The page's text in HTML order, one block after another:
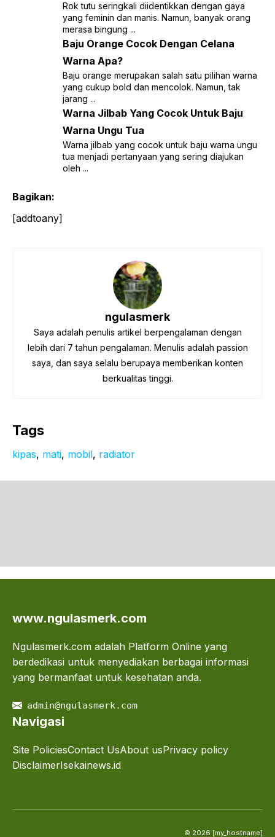
Rok tutu seringkali diidentikkan dengan gaya
yang feminin dan manis. Namun, banyak orang
merasa bingung ...
Baju Orange Cocok Dengan Celana
Warna Apa?
Baju orange merupakan salah satu pilihan warna
yang cukup bold dan mencolok. Namun, tak
jarang ...
Warna Jilbab Yang Cocok Untuk Baju
Warna Ungu Tua
Warna jilbab yang cocok untuk baju warna ungu
tua menjadi pertanyaan yang sering diajukan
oleh ...
Bagikan:
[addtoany]
ngulasmerk
Saya adalah penulis artikel berpengalaman dengan
lebih dari 7 tahun pengalaman. Menulis adalah passion
saya, dan saya selalu berupaya memberikan konten
berkualitas tinggi.
Tags
kipas, mati, mobil, radiator
www.ngulasmerk.com
Ngulasmerk.com adalah Platform Online yang
berdedikasi untuk menyediakan berbagai informasi
yang bermanfaat untuk kesehatan anda.
admin@ngulasmerk.com
Navigasi
Site PoliciesContact UsAbout usPrivacy policy
DisclaimerIsekainews.id
© 2026 [my_hostname]